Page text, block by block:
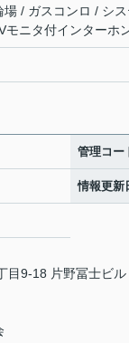
/ ガスコンロ / シ
ニタ付インターホ
管理コー
情報更新
目9-18 片野冨士ビル